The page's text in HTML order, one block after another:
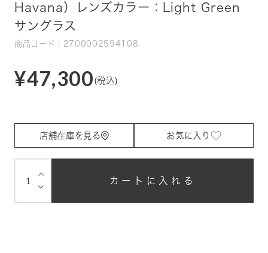
Havana）レンズカラー：Light Green
サングラス
商品コード：2700002594108
¥47,300 (税込)
店舗在庫を見る お気に入り
⌵
⌵ カートに入れる